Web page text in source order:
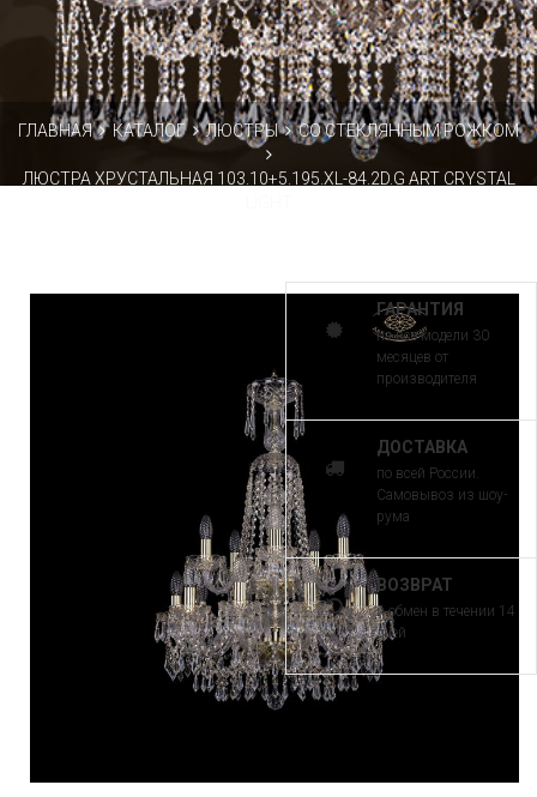
ГЛАВНАЯ КАТАЛОГ ЛЮСТРЫ СО СТЕКЛЯННЫМ РОЖКОМ
ЛЮСТРА ХРУСТАЛЬНАЯ 103.10+5.195.XL-84.2D.G ART CRYSTAL
ГАРАНТИЯ
на все модели 30
месяцев от
производителя
ДОСТАВКА
по всей России.
Самовывоз из шоу-
рума
ВОЗВРАТ
и обмен в течении 14
дней